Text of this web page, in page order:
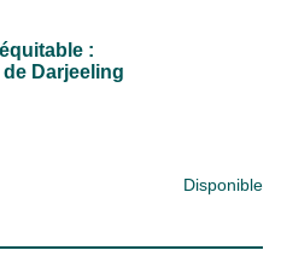
:
Darjeeling
Disponible